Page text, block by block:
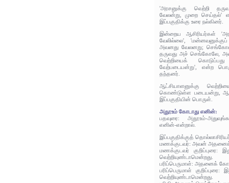
'அரசனுக்கு வெற்றி
வேலன்று, முறை செய்தல்'
இப்பகுதிக்கு உரை நல்கினர்.
இன்றைய ஆசிரியர்கள்
வேலில்லை',
அவனது வேலனறு;
தருவது அச் செங்கோலே,
வெற்றியைக்
வேற்படையன்று', என்ற
தந்தனர்.
ஆட்சியாளனுக்கு
கொண்டுள்ள படையன்று,
இப்பகுதியின் பொருள்.
அதூஉம் கோடாது எனின்:
பதவுரை: அதூஉம்-
எனின்-என்றால்.
இப்பகுதிக்குத்
மணக்குடவர்: அவன்
மணக்குடவர்
வெற்றியுண்டாமென்றது.
பரிப்பெருமாள்: அதனைக்
பரிப்பெருமாள்
வெற்றியுண்டாமென்றது.